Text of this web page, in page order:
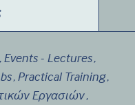
Events - Lectures,
, Practical Training,
Εργασιών,